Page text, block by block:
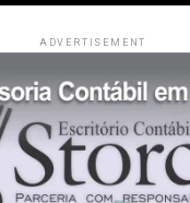
ADVERTISEMENT